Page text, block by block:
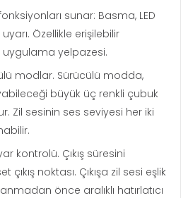
sunar: Basma, LED
Özellikle erişilebilir
yelpazesi.
modlar. Sürücülü modda,
büyük üç renkli çubuk
Zil sesinin ses seviyesi her iki
kontrolü. Çıkış süresini
noktası. Çıkışa zil sesi eşlik
önce aralıklı hatırlatıcı